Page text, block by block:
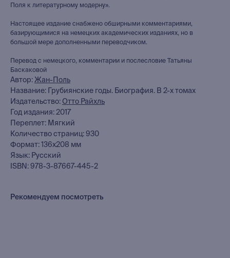
Поля к литературному модерну».
Настоящее издание снабжено обширными комментариями,
базирующимися на немецких академических изданиях, но в
большой мере дополненными переводчиком.
Перевод с немецкого, комментарии и послесловие Татьяны
Баскаковой
Автор: Жан-Поль
Название: Грубиянские годы. Биография. В 2-х томах
Издательство: Отто Райхль
Год издания: 2017
Переплет: Мягкий
Количество страниц: 930
Формат: 136х208 мм
Язык: Русский
ISBN: 978-3-87667-445-2
Рекомендуем посмотреть
книжный интернет-магазин
из Петербурга
Каталог
Выбор Бартлби
Редкости
Новинки
Издательская программа